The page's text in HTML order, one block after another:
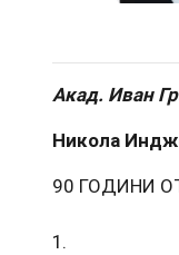
Акад. Иван
Никола
90 ГОДИНИ
1.